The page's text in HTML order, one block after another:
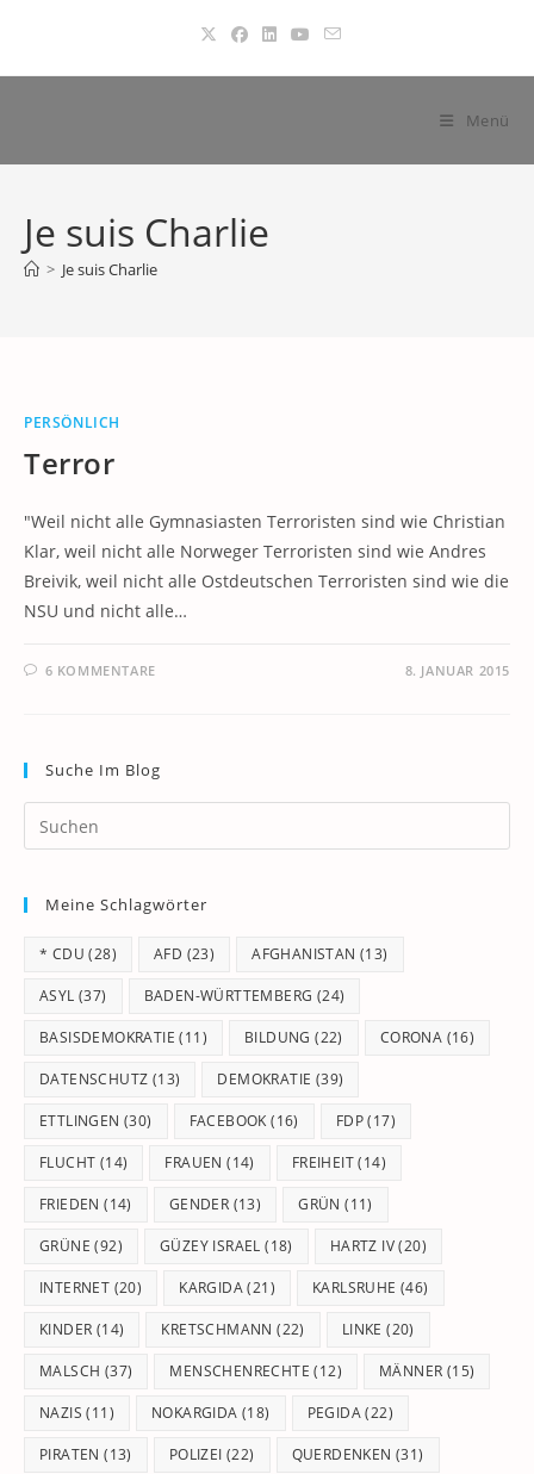
springen
Menü
Je suis Charlie
> Je suis Charlie
PERSÖNLICH
Terror
"Weil nicht alle Gymnasiasten Terroristen sind wie Christian
Klar, weil nicht alle Norweger Terroristen sind wie Andres
Breivik, weil nicht alle Ostdeutschen Terroristen sind wie die
NSU und nicht alle…
6 KOMMENTARE 8. JANUAR 2015
Suche Im Blog
Meine Schlagwörter
* CDU (28) AFD (23) AFGHANISTAN (13)
ASYL (37) BADEN-WÜRTTEMBERG (24)
BASISDEMOKRATIE (11) BILDUNG (22) CORONA (16)
DATENSCHUTZ (13) DEMOKRATIE (39)
ETTLINGEN (30) FACEBOOK (16) FDP(17)
FLUCHT (14) FRAUEN (14) FREIHEIT(14)
FRIEDEN (14) GENDER (13) GRÜN (11)
GRÜNE (92) GÜZEY ISRAEL (18) HARTZ IV(20)
INTERNET (20) KARGIDA(21) KARLSRUHE (46)
KINDER (14) KRETSCHMANN (22) LINKE (20)
MALSCH (37) MENSCHENRECHTE (12) MÄNNER (15)
NAZIS (11) NOKARGIDA (18) PEGIDA(22)
PIRATEN (13) POLIZEI (22) QUERDENKEN (31)